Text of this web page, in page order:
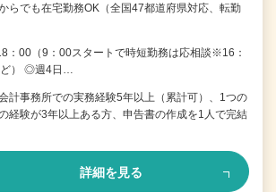
らでも在宅勤務OK（全国47都道府県対応、転勤
：00（9：00スタートで時短勤務は応相談※16：
ど） ◎週4日…
会計事務所での実務経験5年以上（累計可）、1つの
経験が3年以上ある方、申告書の作成を1人で完結
詳細を見る